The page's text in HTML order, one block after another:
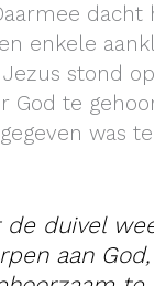
dacht
enkele
stond
God te
was
de duivel
aan